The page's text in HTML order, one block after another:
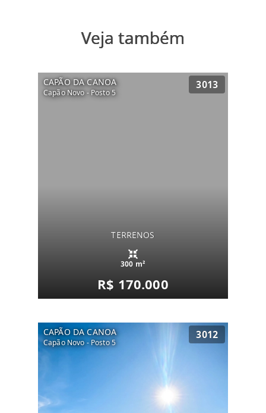
Veja também
CAPÃO DA CANOA
Capão Novo - Posto 5
3013
TERRENOS
300 m²
R$ 170.000
CAPÃO DA CANOA
Capão Novo - Posto 5
3012